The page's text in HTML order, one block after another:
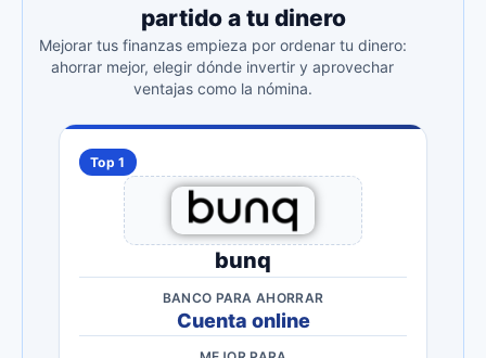
partido a tu dinero
Mejorar tus finanzas empieza por ordenar tu dinero:
ahorrar mejor, elegir dónde invertir y aprovechar
ventajas como la nómina.
Top 1
bunq
BANCO PARA AHORRAR
Cuenta online